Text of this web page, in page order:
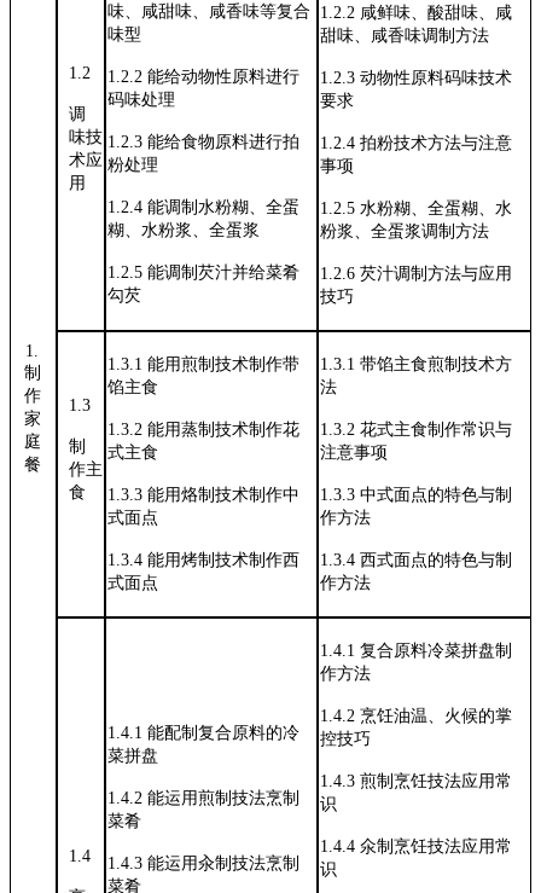
1.
制
作
家
庭
餐
1.2
调
味技
术应
用
味、咸甜味、咸香味等复合
味型
1.2.2能给动物性原料进行
码味处理
1.2.3能给食物原料进行拍
粉处理
1.2.4能调制水粉糊、全蛋
糊、水粉浆、全蛋浆
1.2.5能调制芡汁并给菜肴
勾芡
1.2.2 咸鲜味、酸甜味、咸
甜味、咸香味调制方法
1.2.3动物性原料码味技术
要求
1.2.4拍粉技术方法与注意
事项
1.2.5水粉糊、全蛋糊、水
粉浆、全蛋浆调制方法
1.2.6芡汁调制方法与应用
技巧
1.3
制
作主
食
1.3.1能用煎制技术制作带
馅主食
1.3.2能用蒸制技术制作花
式主食
1.3.3能用烙制技术制作中
式面点
1.3.4能用烤制技术制作西
式面点
1.3.1带馅主食煎制技术方
法
1.3.2花式主食制作常识与
注意事项
1.3.3中式面点的特色与制
作方法
1.3.4西式面点的特色与制
作方法
1.4
1.4.1能配制复合原料的冷
菜拼盘
1.4.2能运用煎制技法烹制
菜肴
1.4.3能运用汆制技法烹制
菜肴
1.4.1复合原料冷菜拼盘制
作方法
1.4.2烹饪油温、火候的掌
控技巧
1.4.3煎制烹饪技法应用常
识
1.4.4氽制烹饪技法应用常
识